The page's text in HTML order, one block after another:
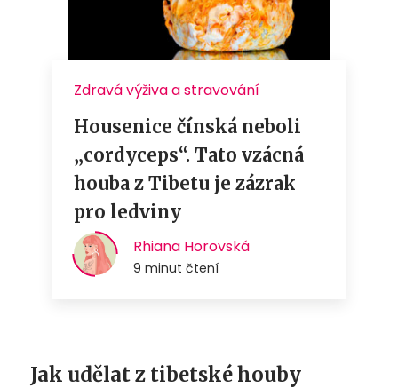
Jak udělat z tibetské houby